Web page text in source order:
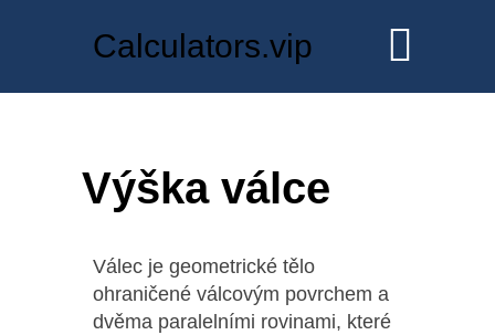
Calculators.vip
Výška válce
Válec je geometrické tělo
ohraničené válcovým povrchem a
dvěma paralelními rovinami, které